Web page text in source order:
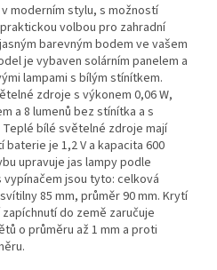
moderním stylu, s možností
volbou pro zahradní
barevným bodem ve vašem
je vybaven solárním panelem a
lampami s bílým stínítkem.
zdroje s výkonem 0,06 W,
a 8 lumenů bez stínítka a s
bílé světelné zdroje mají
je 1,2 V a kapacita 600
upravuje jas lampy podle
jsou tyto: celková
85 mm, průměr 90 mm. Krytí
do země zaručuje
o průměru až 1 mm a proti